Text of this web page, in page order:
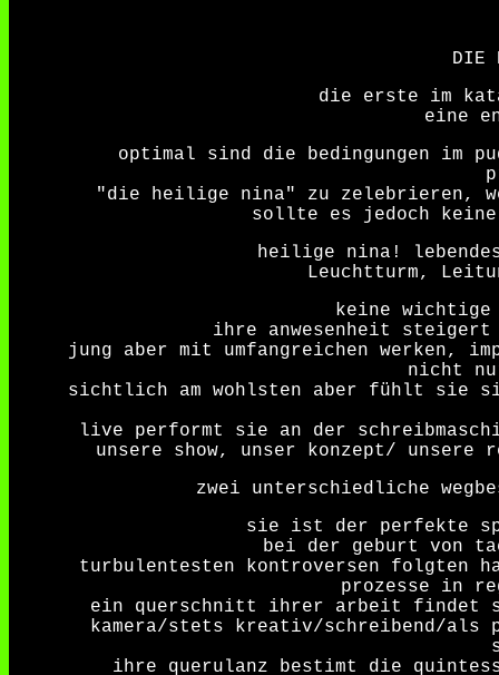
DIE
die erste im
eine
optimal sind die bedingungen im
"die heilige nina" zu zelebrieren,
sollte es jedoch keine
heilige nina!
Leuchtturm,
keine wichtige
ihre anwesenheit
jung aber mit umfangreichen werken,
nicht
sichtlich am wohlsten aber fühlt sie
live performt sie an der
unsere show, unser konzept/
zwei unterschiedliche
sie ist der perfekte
bei der geburt von
turbulentesten kontroversen folgten
prozesse in
ein querschnitt ihrer arbeit findet
kamera/stets kreativ/schreibend/
ihre querulanz bestimt die